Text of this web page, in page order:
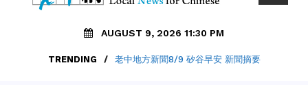
AUGUST 9, 2026 11:30 PM
TRENDING / 老中地方新聞8/9 矽谷早安 新聞摘要